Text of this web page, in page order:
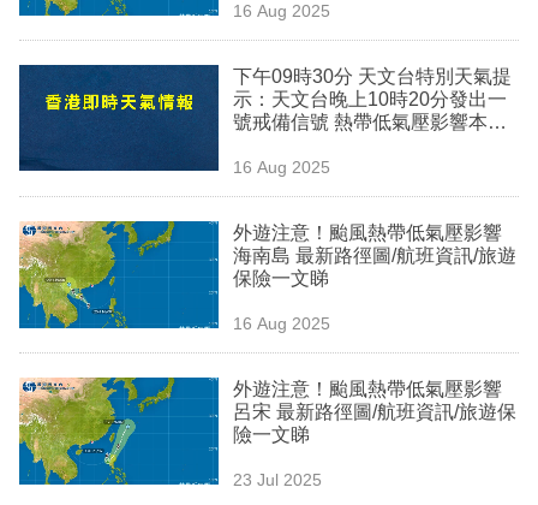
場
生
時
事
閱
16 Aug 2025
下午09時30分 天文台特別天氣提
示：天文台晚上10時20分發出一
號戒備信號 熱帶低氣壓影響本港
16 Aug 2025
外遊注意！颱風熱帶低氣壓影響
海南島 最新路徑圖/航班資訊/旅遊
保險一文睇
16 Aug 2025
外遊注意！颱風熱帶低氣壓影響
呂宋 最新路徑圖/航班資訊/旅遊保
險一文睇
23 Jul 2025